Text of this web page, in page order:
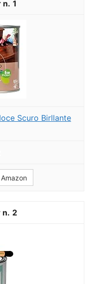
1
Scuro Birllante
2